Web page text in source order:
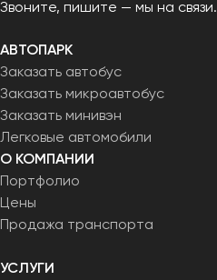
Звоните, пишите — мы на связи.
АВТОПАРК
Заказать автобус
Заказать микроавтобус
Заказать минивэн
Легковые автомобили
О КОМПАНИИ
Портфолио
Цены
Продажа транспорта
УСЛУГИ